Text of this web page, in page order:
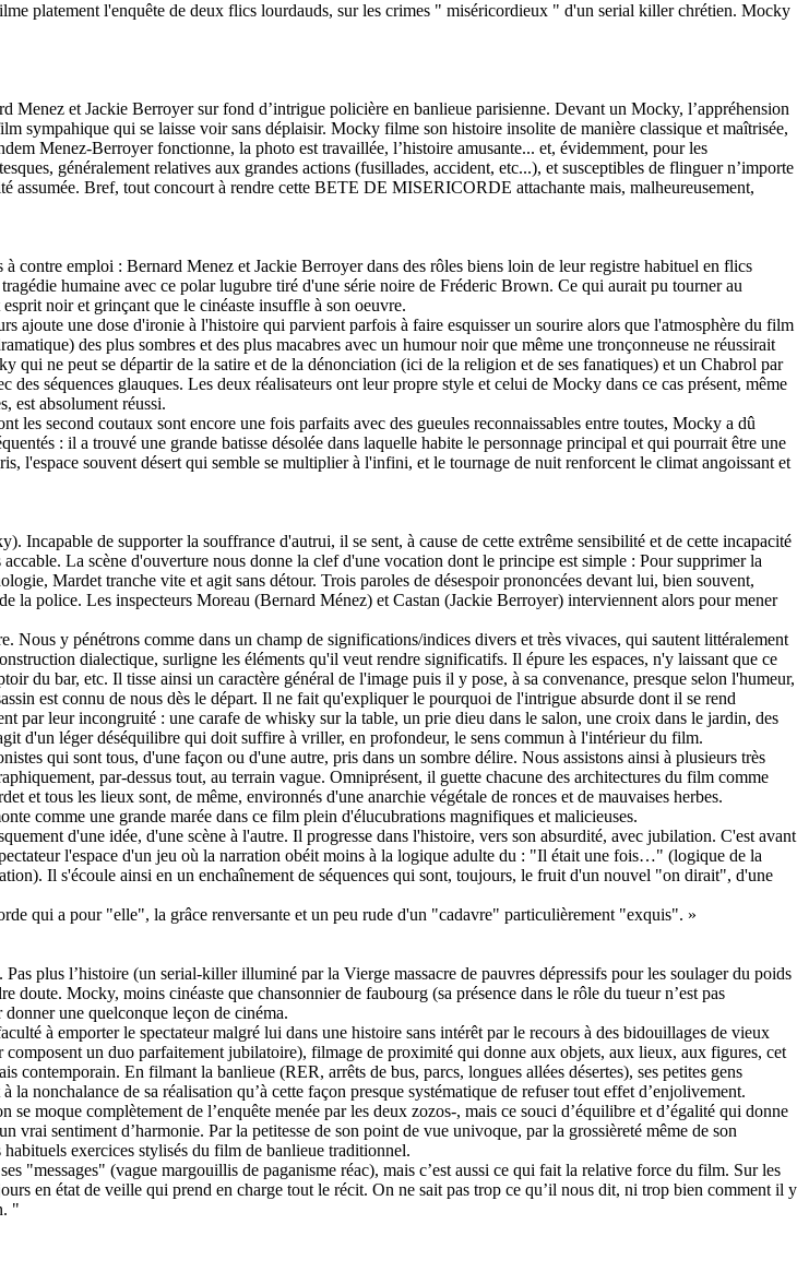
platement l'enquête de deux flics lourdauds, sur les crimes " miséricordieux " d'un serial killer chrétien. Mocky
et Jackie Berroyer sur fond d’intrigue policière en banlieue parisienne. Devant un Mocky, l’appréhension
qui se laisse voir sans déplaisir. Mocky filme son histoire insolite de manière classique et maîtrisée,
Menez-Berroyer fonctionne, la photo est travaillée, l’histoire amusante... et, évidemment, pour les
généralement relatives aux grandes actions (fusillades, accident, etc...), et susceptibles de flinguer n’importe
assumée. Bref, tout concourt à rendre cette BETE DE MISERICORDE attachante mais, malheureusement,
emploi : Bernard Menez et Jackie Berroyer dans des rôles biens loin de leur registre habituel en flics
humaine avec ce polar lugubre tiré d'une série noire de Fréderic Brown. Ce qui aurait pu tourner au
noir et grinçant que le cinéaste insuffle à son oeuvre.
ajoute une dose d'ironie à l'histoire qui parvient parfois à faire esquisser un sourire alors que l'atmosphère du film
des plus sombres et des plus macabres avec un humour noir que même une tronçonneuse ne réussirait
qui ne peut se départir de la satire et de la dénonciation (ici de la religion et de ses fanatiques) et un Chabrol par
séquences glauques. Les deux réalisateurs ont leur propre style et celui de Mocky dans ce cas présent, même
est absolument réussi.
second coutaux sont encore une fois parfaits avec des gueules reconnaissables entre toutes, Mocky a dû
: il a trouvé une grande batisse désolée dans laquelle habite le personnage principal et qui pourrait être une
l'espace souvent désert qui semble se multiplier à l'infini, et le tournage de nuit renforcent le climat angoissant et
de supporter la souffrance d'autrui, il se sent, à cause de cette extrême sensibilité et de cette incapacité
La scène d'ouverture nous donne la clef d'une vocation dont le principe est simple : Pour supprimer la
Mardet tranche vite et agit sans détour. Trois paroles de désespoir prononcées devant lui, bien souvent,
la police. Les inspecteurs Moreau (Bernard Ménez) et Castan (Jackie Berroyer) interviennent alors pour mener
Nous y pénétrons comme dans un champ de significations/indices divers et très vivaces, qui sautent littéralement
dialectique, surligne les éléments qu'il veut rendre significatifs. Il épure les espaces, n'y laissant que ce
du bar, etc. Il tisse ainsi un caractère général de l'image puis il y pose, à sa convenance, presque selon l'humeur,
est connu de nous dès le départ. Il ne fait qu'expliquer le pourquoi de l'intrigue absurde dont il se rend
par leur incongruité : une carafe de whisky sur la table, un prie dieu dans le salon, une croix dans le jardin, des
d'un léger déséquilibre qui doit suffire à vriller, en profondeur, le sens commun à l'intérieur du film.
qui sont tous, d'une façon ou d'une autre, pris dans un sombre délire. Nous assistons ainsi à plusieurs très
par-dessus tout, au terrain vague. Omniprésent, il guette chacune des architectures du film comme
et tous les lieux sont, de même, environnés d'une anarchie végétale de ronces et de mauvaises herbes.
comme une grande marée dans ce film plein d'élucubrations magnifiques et malicieuses.
d'une idée, d'une scène à l'autre. Il progresse dans l'histoire, vers son absurdité, avec jubilation. C'est avant
l'espace d'un jeu où la narration obéit moins à la logique adulte du : "Il était une fois…" (logique de la
Il s'écoule ainsi en un enchaînement de séquences qui sont, toujours, le fruit d'un nouvel "on dirait", d'une
qui a pour "elle", la grâce renversante et un peu rude d'un "cadavre" particulièrement "exquis". »
plus l’histoire (un serial-killer illuminé par la Vierge massacre de pauvres dépressifs pour les soulager du poids
Mocky, moins cinéaste que chansonnier de faubourg (sa présence dans le rôle du tueur n’est pas
une quelconque leçon de cinéma.
à emporter le spectateur malgré lui dans une histoire sans intérêt par le recours à des bidouillages de vieux
un duo parfaitement jubilatoire), filmage de proximité qui donne aux objets, aux lieux, aux figures, cet
contemporain. En filmant la banlieue (RER, arrêts de bus, parcs, longues allées désertes), ses petites gens
nonchalance de sa réalisation qu’à cette façon presque systématique de refuser tout effet d’enjolivement.
moque complètement de l’enquête menée par les deux zozos-, mais ce souci d’équilibre et d’égalité qui donne
vrai sentiment d’harmonie. Par la petitesse de son point de vue univoque, par la grossièreté même de son
exercices stylisés du film de banlieue traditionnel.
"messages" (vague margouillis de paganisme réac), mais c’est aussi ce qui fait la relative force du film. Sur les
en état de veille qui prend en charge tout le récit. On ne sait pas trop ce qu’il nous dit, ni trop bien comment il y
"